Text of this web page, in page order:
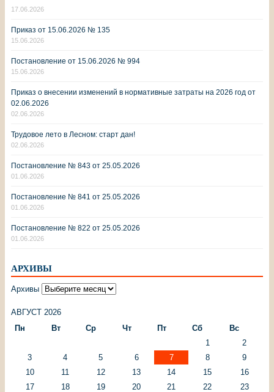
17.06.2026
Приказ от 15.06.2026 № 135
15.06.2026
Постановление от 15.06.2026 № 994
15.06.2026
Приказ о внесении изменений в нормативные затраты на 2026 год от
02.06.2026
02.06.2026
Трудовое лето в Лесном: старт дан!
02.06.2026
Постановление № 843 от 25.05.2026
01.06.2026
Постановление № 841 от 25.05.2026
01.06.2026
Постановление № 822 от 25.05.2026
01.06.2026
АРХИВЫ
Архивы
АВГУСТ 2026
Пн
Вт Ср Чт Пт Сб
Вс
1
2
3
4 5 6 7 8
9
10
11 12 13 14 15
16
17
18 19 20 21 22
23